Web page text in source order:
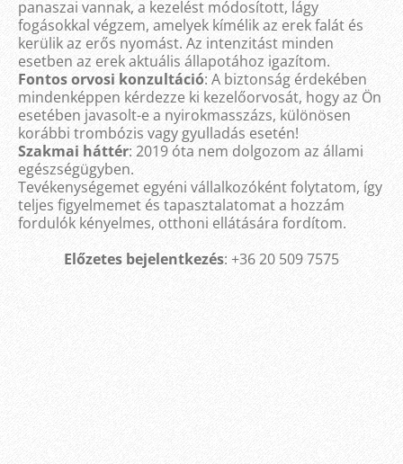
panaszai vannak, a kezelést módosított, lágy
fogásokkal végzem, amelyek kímélik az erek falát és
kerülik az erős nyomást. Az intenzitást minden
esetben az erek aktuális állapotához igazítom.
Fontos orvosi konzultáció: A biztonság érdekében
mindenképpen kérdezze ki kezelőorvosát, hogy az Ön
esetében javasolt-e a nyirokmasszázs, különösen
korábbi trombózis vagy gyulladás esetén!
Szakmai háttér: 2019 óta nem dolgozom az állami
egészségügyben.
Tevékenységemet egyéni vállalkozóként folytatom, így
teljes figyelmemet és tapasztalatomat a hozzám
fordulók kényelmes, otthoni ellátására fordítom.
Előzetes bejelentkezés: +36 20 509 7575